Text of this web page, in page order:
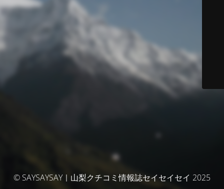
© SAYSAYSAY｜山梨クチコミ情報誌セイセイセイ 2025